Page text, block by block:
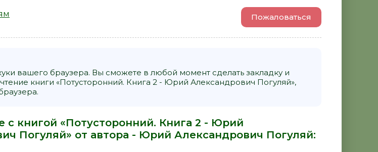
Пожаловаться
вашего браузера. Вы сможете в любой момент сделать закладку и
книги «Потусторонний. Книга 2 - Юрий Александрович Погуляй»,
с книгой «Потусторонний. Книга 2 - Юрий
Погуляй» от автора - Юрий Александрович Погуляй: